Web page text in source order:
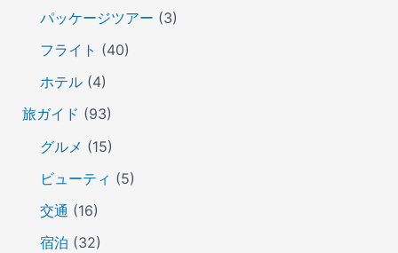
パッケージツアー (3)
フライト (40)
ホテル(4)
旅ガイド (93)
グルメ (15)
ビューティ (5)
交通 (16)
宿泊 (32)